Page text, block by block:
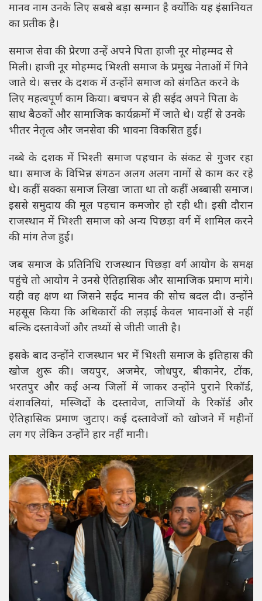
मानव नाम उनके लिए सबसे बड़ा सम्मान है क्योंकि यह इंसानियत
का प्रतीक है।
समाज सेवा की प्रेरणा उन्हें अपने पिता हाजी नूर मोहम्मद से
मिली। हाजी नूर मोहम्मद भिश्ती समाज के प्रमुख नेताओं में गिने
जाते थे। सत्तर के दशक में उन्होंने समाज को संगठित करने के
लिए महत्वपूर्ण काम किया। बचपन से ही सईद अपने पिता के
साथ बैठकों और सामाजिक कार्यक्रमों में जाते थे। यहीं से उनके
भीतर नेतृत्व और जनसेवा की भावना विकसित हुई।
नब्बे के दशक में भिश्ती समाज पहचान के संकट से गुजर रहा
था। समाज के विभिन्न संगठन अलग अलग नामों से काम कर रहे
थे। कहीं सक्का समाज लिखा जाता था तो कहीं अब्बासी समाज।
इससे समुदाय की मूल पहचान कमजोर हो रही थी। इसी दौरान
राजस्थान में भिश्ती समाज को अन्य पिछड़ा वर्ग में शामिल करने
की मांग तेज हुई।
जब समाज के प्रतिनिधि राजस्थान पिछड़ा वर्ग आयोग के समक्ष
पहुंचे तो आयोग ने उनसे ऐतिहासिक और सामाजिक प्रमाण मांगे।
यही वह क्षण था जिसने सईद मानव की सोच बदल दी। उन्होंने
महसूस किया कि अधिकारों की लड़ाई केवल भावनाओं से नहीं
बल्कि दस्तावेजों और तथ्यों से जीती जाती है।
इसके बाद उन्होंने राजस्थान भर में भिश्ती समाज के इतिहास की
खोज शुरू की। जयपुर, अजमेर, जोधपुर, बीकानेर, टोंक,
भरतपुर और कई अन्य जिलों में जाकर उन्होंने पुराने रिकॉर्ड,
वंशावलियां, मस्जिदों के दस्तावेज, ताजियों के रिकॉर्ड और
ऐतिहासिक प्रमाण जुटाए। कई दस्तावेजों को खोजने में महीनों
लग गए लेकिन उन्होंने हार नहीं मानी।